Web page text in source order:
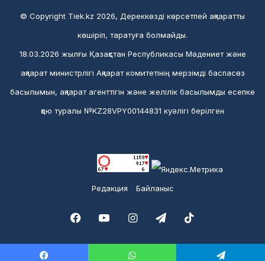
© Copyright Tiek.kz 2026, Дереккөзді көрсетпей ақпаратты
көшіріп, таратуға болмайды.
18.03.2026 жылғы Қазақстан Республикасы Мәдениет және
ақпарат министрлігі Ақпарат комитетінің мерзімді баспасөз
басылымын, ақпарат агенттігін және желілік басылымды есепке
қою туралы №KZ28VPY00144831 куәлігі берілген
Редакция Байланыс
FacebookYouTubeInstagramTelegram